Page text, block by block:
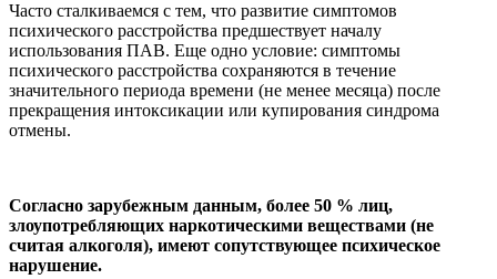
Часто сталкиваемся с тем, что развитие симптомов
психического расстройства предшествует началу
использования ПАВ. Еще одно условие: симптомы
психического расстройства сохраняются в течение
значительного периода времени (не менее месяца) после
прекращения интоксикации или купирования синдрома
отмены.
Согласно зарубежным данным, более 50 % лиц,
злоупотребляющих наркотическими веществами (не
считая алкоголя), имеют сопутствующее психическое
нарушение.